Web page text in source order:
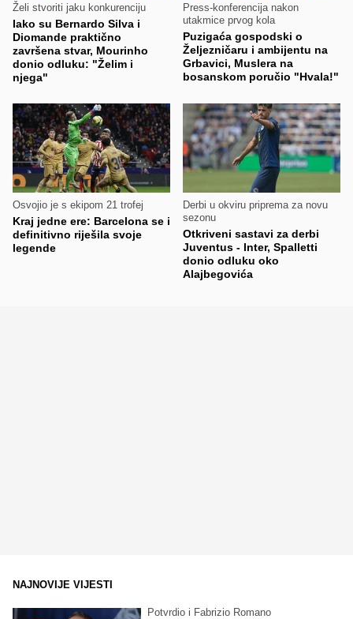
Želi stvoriti jaku konkurenciju
Iako su Bernardo Silva i
Diomande praktično
završena stvar, Mourinho
donio odluku: "Želim i
njega"
Press-konferencija nakon
utakmice prvog kola
Puzigaća gospodski o
Željezničaru i ambijentu na
Grbavici, Muslera na
bosanskom poručio "Hvala!"
Osvojio je s ekipom 21 trofej
Kraj jedne ere: Barcelona se i
definitivno riješila svoje
legende
Derbi u okviru priprema za novu
sezonu
Otkriveni sastavi za derbi
Juventus - Inter, Spalletti
donio odluku oko
Alajbegovića
NAJNOVIJE VIJESTI
Potvrdio i Fabrizio Romano